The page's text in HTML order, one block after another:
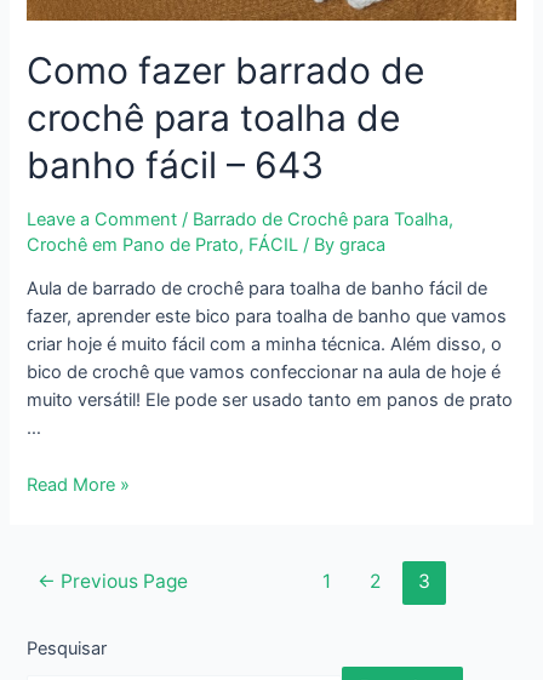
Como fazer barrado de
crochê para toalha de
banho fácil – 643
Leave a Comment / Barrado de Crochê para Toalha,
Crochê em Pano de Prato, FÁCIL / Bygraca
Aula de barrado de crochê para toalha de banho fácil de
fazer, aprender este bico para toalha de banho que vamos
criar hoje é muito fácil com a minha técnica. Além disso, o
bico de crochê que vamos confeccionar na aula de hoje é
muito versátil! Ele pode ser usado tanto em panos de prato
…
Como
crochê
toalha
Read More »
Paginação
← Previous Page 1 2 3
Pesquisar